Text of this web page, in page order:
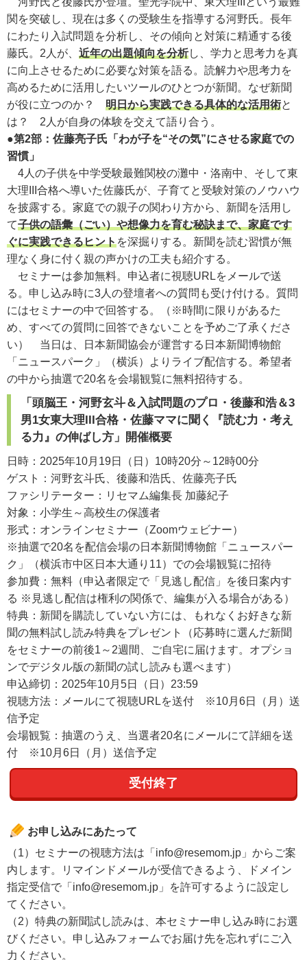
関を突破し、現在は多くの受験生を指導する河野氏。長年
にわたり入試問題を分析し、その傾向と対策に精通する後
藤氏。2人が、 近年の出題傾向を分析し、学力と思考力を真
に向上させるために必要な対策を語る。読解力や思考力を
高めるために活用したいツールのひとつが新聞。なぜ新聞
が役に立つのか？ 明日から実践できる具体的な活用術と
は？ 2人が自身の体験を交えて語り合う。
●第2部：佐藤亮子氏「わが子を“その気”にさせる家庭での
習慣」
4人の子供を中学受験最難関校の灘中・洛南中、そして東
大理III合格へ導いた佐藤氏が、子育てと受験対策のノウハウ
を披露する。家庭での親子の関わり方から、新聞を活用し
て子供の語彙（ごい）や想像力を育む秘訣まで、家庭です
ぐに実践できるヒントを深掘りする。新聞を読む習慣が無
理なく身に付く親の声かけの工夫も紹介する。
セミナーは参加無料。申込者に視聴URLをメールで送
る。申し込み時に3人の登壇者への質問も受け付ける。質問
にはセミナーの中で回答する。
（※時間に限りがあるた
め、すべての質問に回答できないことを予めご了承くださ
い）
当日は、日本新聞協会が運営する日本新聞博物館
「ニュースパーク」（横浜）よりライブ配信する。希望者
の中から抽選で20名を会場観覧に無料招待する。
「頭脳王・河野玄斗＆入試問題のプロ・後藤和浩＆3
男1女東大理III合格・佐藤ママに聞く『読む力・考え
る力』の伸ばし方」開催概要
日時：2025年10月19日（日）10時20分～12時00分
ゲスト：河野玄斗氏、後藤和浩氏、佐藤亮子氏
ファシリテーター：リセマム編集長 加藤紀子
対象：小学生～高校生の保護者
形式：オンラインセミナー（Zoomウェビナー）
※抽選で20名を配信会場の日本新聞博物館「ニュースパー
ク」（横浜市中区日本大通り11）での会場観覧に招待
参加費：無料（申込者限定で「見逃し配信」を後日案内す
る ※見逃し配信は権利の関係で、編集が入る場合がある）
特典：新聞を購読していない方には、もれなくお好きな新
聞の無料試し読み特典をプレゼント（応募時に選んだ新聞
をセミナーの前後1～2週間、ご自宅に届けます。オプショ
ンでデジタル版の新聞の試し読みも選べます）
申込締切：2025年10月5日（日）23:59
視聴方法：メールにて視聴URLを送付 ※10月6日（月）送
信予定
会場観覧：抽選のうえ、当選者20名にメールにて詳細を送
付 ※10月6日（月）送信予定
受付終了
お申し込みにあたって
（1）セミナーの視聴方法は「info@resemom.jp」からご案
内します。リマインドメールが受信できるよう、ドメイン
指定受信で「info@resemom.jp」を許可するように設定し
てください。
（2）特典の新聞試し読みは、本セミナー申し込み時にお選
びください。申し込みフォームでお届け先を忘れずにご入
力ください。